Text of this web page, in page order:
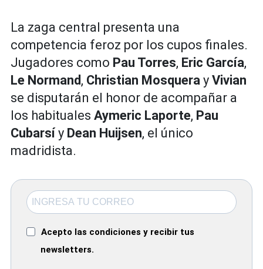
La zaga central presenta una
competencia feroz por los cupos finales.
Jugadores como Pau Torres, Eric García,
Le Normand , Christian Mosquera y Vivian
se disputarán el honor de acompañar a
los habituales Aymeric Laporte, Pau
Cubarsíy Dean Huijsen, el único
madridista.
Acepto las condiciones y recibir tus
newsletters.